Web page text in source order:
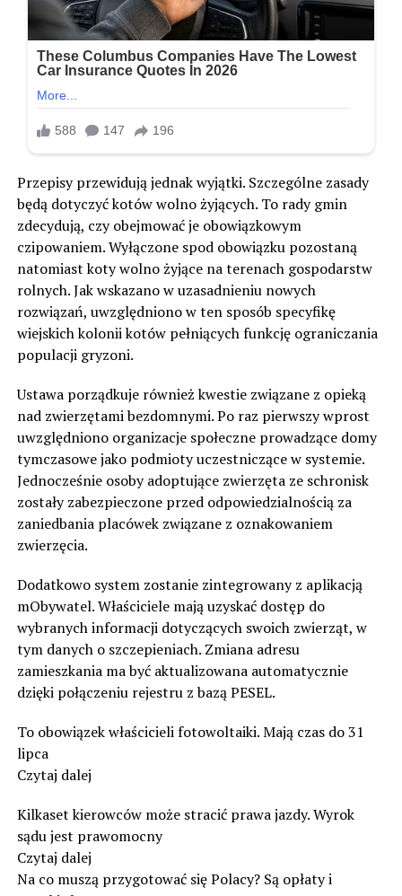
Przepisy przewidują jednak wyjątki. Szczególne zasady
będą dotyczyć kotów wolno żyjących. To rady gmin
zdecydują, czy obejmować je obowiązkowym
czipowaniem. Wyłączone spod obowiązku pozostaną
natomiast koty wolno żyjące na terenach gospodarstw
rolnych. Jak wskazano w uzasadnieniu nowych
rozwiązań, uwzględniono w ten sposób specyfikę
wiejskich kolonii kotów pełniących funkcję ograniczania
populacji gryzoni.
Ustawa porządkuje również kwestie związane z opieką
nad zwierzętami bezdomnymi. Po raz pierwszy wprost
uwzględniono organizacje społeczne prowadzące domy
tymczasowe jako podmioty uczestniczące w systemie.
Jednocześnie osoby adoptujące zwierzęta ze schronisk
zostały zabezpieczone przed odpowiedzialnością za
zaniedbania placówek związane z oznakowaniem
zwierzęcia.
Dodatkowo system zostanie zintegrowany z aplikacją
mObywatel. Właściciele mają uzyskać dostęp do
wybranych informacji dotyczących swoich zwierząt, w
tym danych o szczepieniach. Zmiana adresu
zamieszkania ma być aktualizowana automatycznie
dzięki połączeniu rejestru z bazą PESEL.
To obowiązek właścicieli fotowoltaiki. Mają czas do 31
lipca
Czytaj dalej
Kilkaset kierowców może stracić prawa jazdy. Wyrok
sądu jest prawomocny
Czytaj dalej
Na co muszą przygotować się Polacy? Są opłaty i